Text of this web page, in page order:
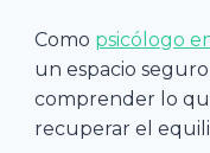
Como psicólogo
un espacio
comprender lo
recuperar el